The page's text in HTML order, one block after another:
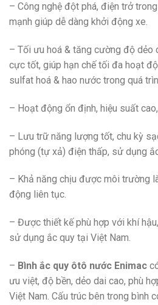
– Công nghệ đột phá, điện trở
mạnh giúp dễ dàng khởi động xe.
– Tối ưu hoá & tăng cường độ dẻo
cực tốt, giúp hạn chế tối đa hoạt
sulfat hoá & hao nước trong quá
– Hoạt động ổn định, hiệu suất
– Lưu trữ năng lượng tốt, chu kỳ
phóng (tự xả) điện thấp, sử dụng
– Khả năng chịu được môi trường
động liên tục.
– Được thiết kế phù hợp với khí
sử dụng ắc quy tại Việt Nam.
– Bình ắc quy ôtô nước Enimac
ưu việt, độ bền, dẻo dai cao, phù
Việt Nam. Cấu trúc bên trong bình